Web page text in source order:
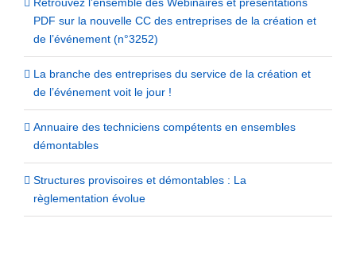
PDF sur la nouvelle CC des entreprises de la création et
de l’événement (n°3252)
La branche des entreprises du service de la création et
de l’événement voit le jour !
Annuaire des techniciens compétents en ensembles
démontables
Structures provisoires et démontables : La
règlementation évolue